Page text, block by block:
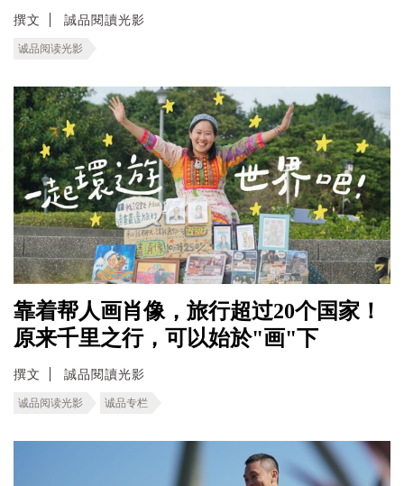
撰文 誠品閱讀光影
诚品阅读光影
靠着帮人画肖像，旅行超过20个国家！
原来千里之行，可以始於"画"下
撰文 誠品閱讀光影
诚品阅读光影 诚品专栏